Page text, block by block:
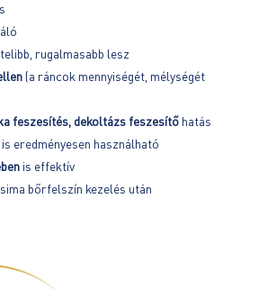
rugalmasabb lesz
(a ráncok mennyiségét, mélységét
feszesítés, dekoltázs feszesítő hatás
is eredményesen használható
is effektív
bőrfelszín kezelés után